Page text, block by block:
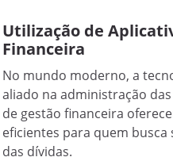
Utilização de
Financeira
No mundo moderno, a
aliado na administração
de gestão financeira
eficientes para quem
das dívidas.